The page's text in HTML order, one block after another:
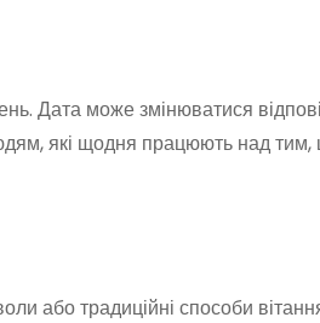
Дата може змінюватися
які щодня працюють над
або традиційні способи